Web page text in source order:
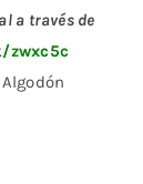
a través de
zwxc5c